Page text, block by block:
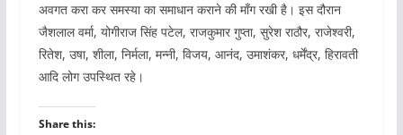
अवगत करा कर समस्या का समाधान कराने की माँग रखी है। इस दौरान
जैशलाल वर्मा, योगीराज सिंह पटेल, राजकुमार गुप्ता, सुरेश राठौर, राजेश्वरी,
रितेश, उषा, शीला, निर्मला, मन्नी, विजय, आनंद, उमाशंकर, धर्मेंद्र, हिरावती
आदि लोग उपस्थित रहे।
Share this: